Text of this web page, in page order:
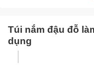
Túi nắm đậu đỗ
dụng